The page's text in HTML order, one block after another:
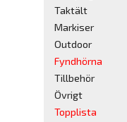
Taktält
Markiser
Outdoor
Fyndhörna
Tillbehör
Övrigt
Topplista